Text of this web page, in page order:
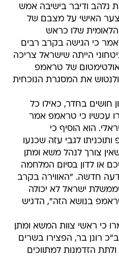
נלהב ודיבר בישיבה אמש
האישי על מצבם של
הלאומית שלו כראש
כי הגישה בקרב רבים
הייתה שישראל צריכה
של טראמפ
את המסגרת הנוכחית
חושים בחדר, כאילו כל
עכשיו כי טראמפ אמר
הוא הוסיף כי
לגבי עזה שכנעו
צורך לנהל משא ומתן
או לדון בסיום המלחמה
חדשה. "האווירה בקרב
ישראל לא יכולה
בנושא הזה", הדגיש
כי ראשי צוות המשא ומתן
רונן בר, הפצירו בשרים
הזדמנות למתווכים